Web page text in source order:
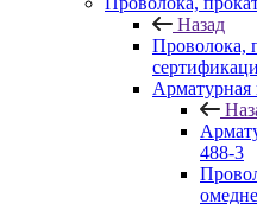
Назад
Проволока,
488-3